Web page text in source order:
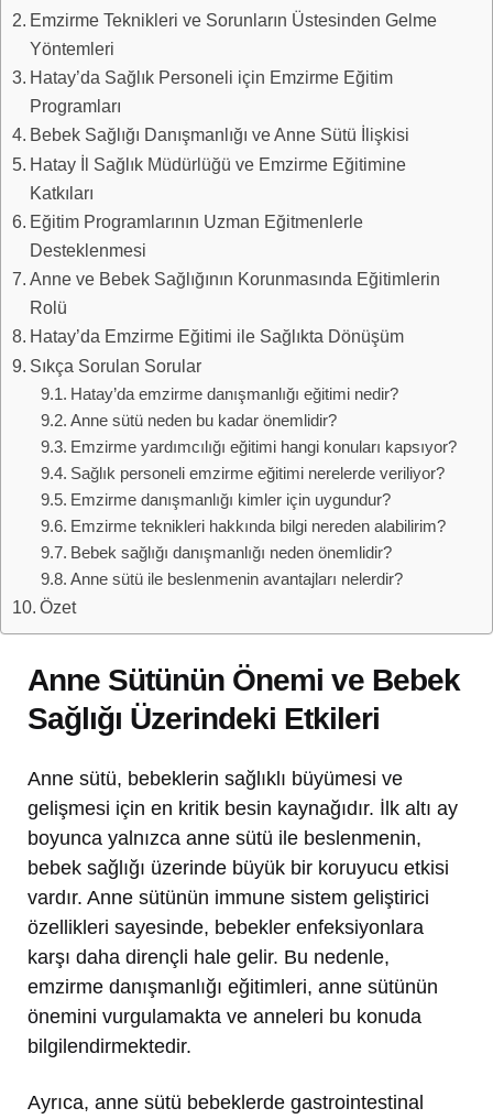
Emzirme Teknikleri ve Sorunların Üstesinden Gelme
Yöntemleri
Hatay’da Sağlık Personeli için Emzirme Eğitim
Programları
Bebek Sağlığı Danışmanlığı ve Anne Sütü İlişkisi
Hatay İl Sağlık Müdürlüğü ve Emzirme Eğitimine
Katkıları
Eğitim Programlarının Uzman Eğitmenlerle
Desteklenmesi
Anne ve Bebek Sağlığının Korunmasında Eğitimlerin
Rolü
Hatay’da Emzirme Eğitimi ile Sağlıkta Dönüşüm
Sıkça Sorulan Sorular
Hatay’da emzirme danışmanlığı eğitimi nedir?
Anne sütü neden bu kadar önemlidir?
Emzirme yardımcılığı eğitimi hangi konuları kapsıyor?
Sağlık personeli emzirme eğitimi nerelerde veriliyor?
Emzirme danışmanlığı kimler için uygundur?
Emzirme teknikleri hakkında bilgi nereden alabilirim?
Bebek sağlığı danışmanlığı neden önemlidir?
Anne sütü ile beslenmenin avantajları nelerdir?
Özet
Anne Sütünün Önemi ve Bebek
Sağlığı Üzerindeki Etkileri
Anne sütü, bebeklerin sağlıklı büyümesi ve
gelişmesi için en kritik besin kaynağıdır. İlk altı ay
boyunca yalnızca anne sütü ile beslenmenin,
bebek sağlığı üzerinde büyük bir koruyucu etkisi
vardır. Anne sütünün immune sistem geliştirici
özellikleri sayesinde, bebekler enfeksiyonlara
karşı daha dirençli hale gelir. Bu nedenle,
emzirme danışmanlığı eğitimleri, anne sütünün
önemini vurgulamakta ve anneleri bu konuda
bilgilendirmektedir.
Ayrıca, anne sütü bebeklerde gastrointestinal